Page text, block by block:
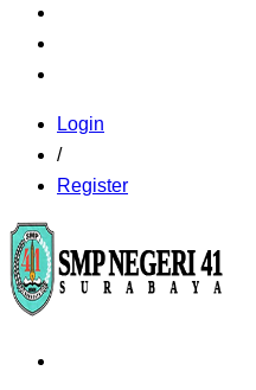
Login
/
Register